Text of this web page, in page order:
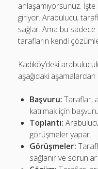
anlaşamıyorsunuz.
giriyor. Arabulucu,
sağlar. Ama bu sadece
tarafların kendi
Kadıköy’deki
aşağıdaki
Başvuru: Taraflar,
katılmak için
Toplantı:
görüşmeler yapar.
Görüşmeler:
sağlanır ve sorunlar